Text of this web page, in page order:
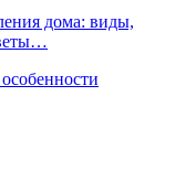
дома: виды,